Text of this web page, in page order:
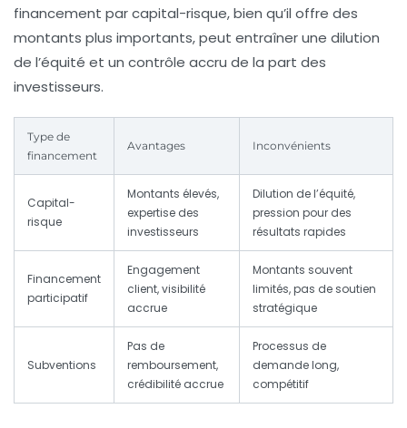
financement par capital-risque, bien qu’il offre des
montants plus importants, peut entraîner une dilution
de l’équité et un contrôle accru de la part des
investisseurs.
Type de
financement
Avantages Inconvénients
Capital-
risque
Montants élevés,
expertise des
investisseurs
Dilution de l’équité,
pression pour des
résultats rapides
Financement
participatif
Engagement
client, visibilité
accrue
Montants souvent
limités, pas de soutien
stratégique
Subventions
Pas de
remboursement,
crédibilité accrue
Processus de
demande long,
compétitif